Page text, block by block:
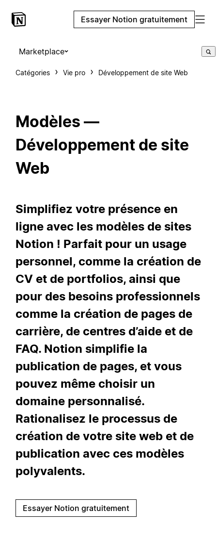
Essayer Notion gratuitement
Marketplace
Catégories Vie pro Développement de site Web
Modèles —
Développement de site
Web
Simplifiez votre présence en
ligne avec les modèles de sites
Notion ! Parfait pour un usage
personnel, comme la création de
CV et de portfolios, ainsi que
pour des besoins professionnels
comme la création de pages de
carrière, de centres d’aide et de
FAQ. Notion simplifie la
publication de pages, et vous
pouvez même choisir un
domaine personnalisé.
Rationalisez le processus de
création de votre site web et de
publication avec ces modèles
polyvalents.
Essayer Notion gratuitement